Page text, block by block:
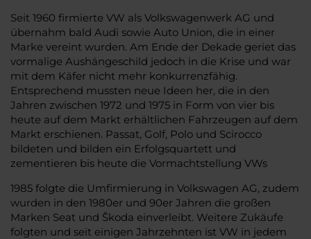
Seit 1960 firmierte VW als Volkswagenwerk AG und
übernahm bald Audi sowie Auto Union, die in einer
Marke vereint wurden. Am Ende der Dekade geriet das
vormalige Aushängeschild jedoch in die Krise und war
mit dem Käfer nicht mehr konkurrenzfähig.
Entsprechend mussten neue Ideen her, die in den
Jahren zwischen 1972 und 1975 in Form von vier bis
heute auf dem Markt erhältlichen Fahrzeugen auf dem
Markt erschienen. Passat, Golf, Polo und Scirocco
bildeten und bilden ein Erfolgsquartett und
zementieren bis heute die Vormachtstellung VWs
1985 folgte die Umfirmierung in Volkswagen AG, zudem
wurden in den 1980er und 90er Jahren die großen
Marken Seat und Škoda einverleibt. Weitere Zukäufe
folgten und seit einigen Jahrzehnten ist VW in jedem